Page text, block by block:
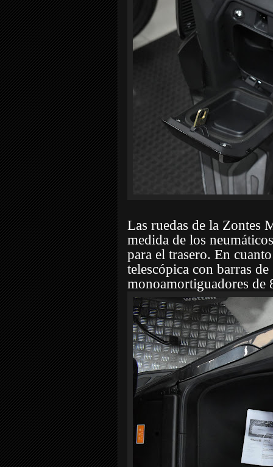
Las ruedas de la Zontes
medida de los
para el trasero. En
telescópica con barras
monoamortiguadores de